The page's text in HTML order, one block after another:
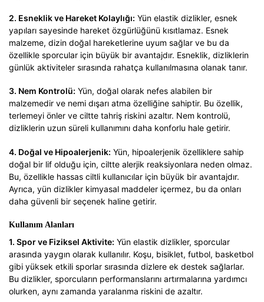
2. Esneklik ve Hareket Kolaylığı: Yün elastik dizlikler, esnek
yapıları sayesinde hareket özgürlüğünü kısıtlamaz. Esnek
malzeme, dizin doğal hareketlerine uyum sağlar ve bu da
özellikle sporcular için büyük bir avantajdır. Esneklik, dizliklerin
günlük aktiviteler sırasında rahatça kullanılmasına olanak tanır.
3. Nem Kontrolü: Yün, doğal olarak nefes alabilen bir
malzemedir ve nemi dışarı atma özelliğine sahiptir. Bu özellik,
terlemeyi önler ve ciltte tahriş riskini azaltır. Nem kontrolü,
dizliklerin uzun süreli kullanımını daha konforlu hale getirir.
4. Doğal ve Hipoalerjenik: Yün, hipoalerjenik özelliklere sahip
doğal bir lif olduğu için, ciltte alerjik reaksiyonlara neden olmaz.
Bu, özellikle hassas ciltli kullanıcılar için büyük bir avantajdır.
Ayrıca, yün dizlikler kimyasal maddeler içermez, bu da onları
daha güvenli bir seçenek haline getirir.
Kullanım Alanları
1. Spor ve Fiziksel Aktivite: Yün elastik dizlikler, sporcular
arasında yaygın olarak kullanılır. Koşu, bisiklet, futbol, basketbol
gibi yüksek etkili sporlar sırasında dizlere ek destek sağlarlar.
Bu dizlikler, sporcuların performanslarını artırmalarına yardımcı
olurken, aynı zamanda yaralanma riskini de azaltır.